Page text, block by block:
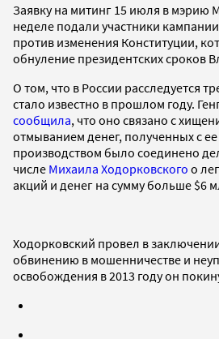
Заявку на митинг 15 июля в мэрию
неделе подали участники
против изменения Конституции,
обнуление президентских сроков
О том, что в России расследуется
стало известно в прошлом году.
сообщила, что оно связано с
отмыванием денег, полученных с
производством было соединено
числе Михаила Ходорковского о
акций и денег на сумму больше $6
Ходорковский провел в
обвинению в мошенничестве и
освобождения в 2013 году он